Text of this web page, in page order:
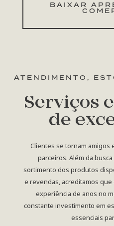
BAIXAR
ATENDIMENTO,
Serviços
de
Clientes se tornam amigos
parceiros. Além da
sortimento dos produtos
e revendas, acreditamos
experiência de anos no
constante investimento em
essenciais